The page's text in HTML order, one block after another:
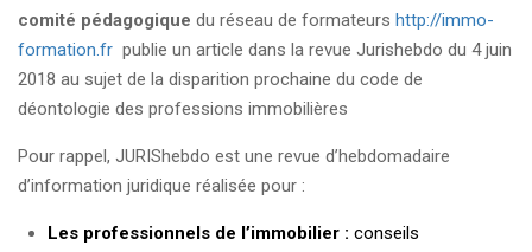
comité pédagogique du réseau de formateurs http://immo-
formation.fr publie un article dans la revue Jurishebdo du 4 juin
2018 au sujet de la disparition prochaine du code de
déontologie des professions immobilières
Pour rappel, JURIShebdo est une revue d’hebdomadaire
d’information juridique réalisée pour :
Les professionnels de l’immobilier : conseils